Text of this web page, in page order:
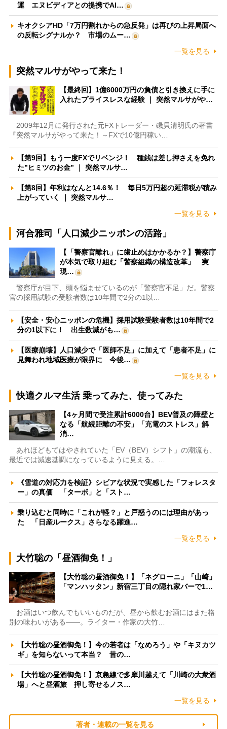
運 エヌビディアとの提携でAI…
キオクシアHD「7万円割れからの急反発」は再びの上昇局面へ
の反転シグナルか？ 市場のムー…
一覧を見る
突然マルサがやって来た！
【最終回】1億6000万円の負債と引き換えに手に
入れたプライスレスな経験 ｜ 突然マルサがや…
2009年12月に発行された元FXトレーダー・磯貝清明氏の著書
『突然マルサがやって来た！～FXで10億円稼い…
【第9回】もう一度FXでリベンジ！ 種銭は差し押さえを免れ
た”ヒミツのお金” ｜ 突然マルサ…
【第8回】年利はなんと14.6％！ 毎日5万円超の延滞税が積み
上がっていく ｜ 突然マルサ…
一覧を見る
河合雅司「人口減少ニッポンの活路」
【「警察官離れ」に歯止めはかかるか？】警察庁
が本気で取り組む「警察組織の構造改革」 実
現…
警察庁が目下、頭を悩ませているのが「警察官不足」だ。警察
官の採用試験の受験者数は10年間で2分の1以…
【安全・安心ニッポンの危機】採用試験受験者数は10年間で2
分の1以下に！ 出生数減がも…
【医療崩壊】人口減少で「医師不足」に加えて「患者不足」に
見舞われ地域医療が限界に 今後…
一覧を見る
快適クルマ生活 乗ってみた、使ってみた
【4ヶ月間で受注累計6000台】BEV普及の障壁と
なる「航続距離の不安」「充電のストレス」解
消…
あれほどもてはやされていた「EV（BEV）シフト」の潮流も、
最近では減速基調になっているように見える。…
《雪道の対応力を検証》シビアな状況で実感した「フォレスタ
ー」の真価 「ターボ」と「スト…
乗り込むと同時に「これが軽？」と戸惑うのには理由があっ
た 「日産ルークス」さらなる躍進…
一覧を見る
大竹聡の「昼酒御免！」
【大竹聡の昼酒御免！】「ネグローニ」「山崎」
「マンハッタン」新宿三丁目の隠れ家バーで1…
お酒はいつ飲んでもいいものだが、昼から飲むお酒にはまた格
別の味わいがある――。ライター・作家の大竹…
【大竹聡の昼酒御免！】今の若者は「なめろう」や「キヌカツ
ギ」を知らないって本当？ 昔の…
【大竹聡の昼酒御免！】京急線で多摩川越えて「川崎の大衆酒
場」へと昼酒旅 押し寄せるノス…
一覧を見る
著者・連載の一覧を見る